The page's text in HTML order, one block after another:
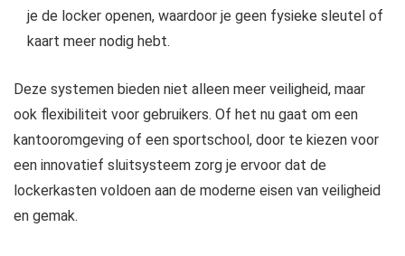
je de locker openen, waardoor je geen fysieke sleutel of
kaart meer nodig hebt.
Deze systemen bieden niet alleen meer veiligheid, maar
ook flexibiliteit voor gebruikers. Of het nu gaat om een
kantooromgeving of een sportschool, door te kiezen voor
een innovatief sluitsysteem zorg je ervoor dat de
lockerkasten voldoen aan de moderne eisen van veiligheid
en gemak.